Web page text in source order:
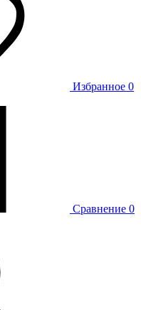
Избранное 0
Сравнение 0